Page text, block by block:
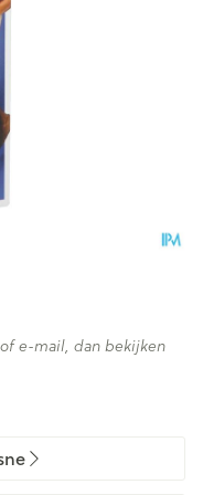
e-mail, dan bekijken